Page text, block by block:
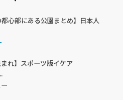
都心部にある公園まとめ】日本人
まれ】スポーツ版イケア